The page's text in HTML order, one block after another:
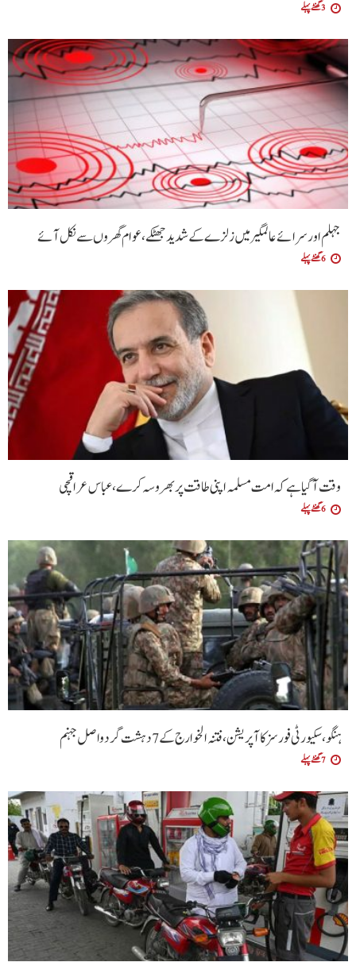
3 گھنٹے پہلے
جہلم اور سرائے عالمگیر میں زلزے کے شدید جھٹکے ،عوام گھروں سے نکل آئے
6 گھنٹے پہلے
وقت آگیا ہے کہ امت مسلمہ اپنی طاقت پر بھروسہ کرے ،عباس عراقچی
6 گھنٹے پہلے
ہنگو،سکیورٹی فورسز کا آپریشن ،فتنہ الخوارج کے 7 دہشت گرد واصل جہنم
7 گھنٹے پہلے